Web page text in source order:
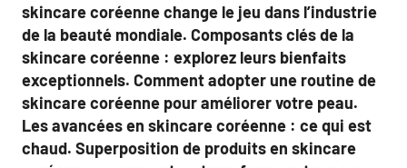
skincare coréenne change le jeu dans l’industrie
de la beauté mondiale. Composants clés de la
skincare coréenne : explorez leurs bienfaits
exceptionnels. Comment adopter une routine de
skincare coréenne pour améliorer votre peau.
Les avancées en skincare coréenne : ce qui est
chaud. Superposition de produits en skincare